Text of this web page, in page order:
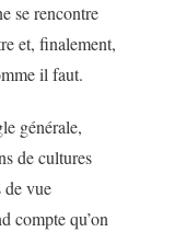
se rencontre
et, finalement,
il faut.
générale,
de cultures
de vue
compte qu’on